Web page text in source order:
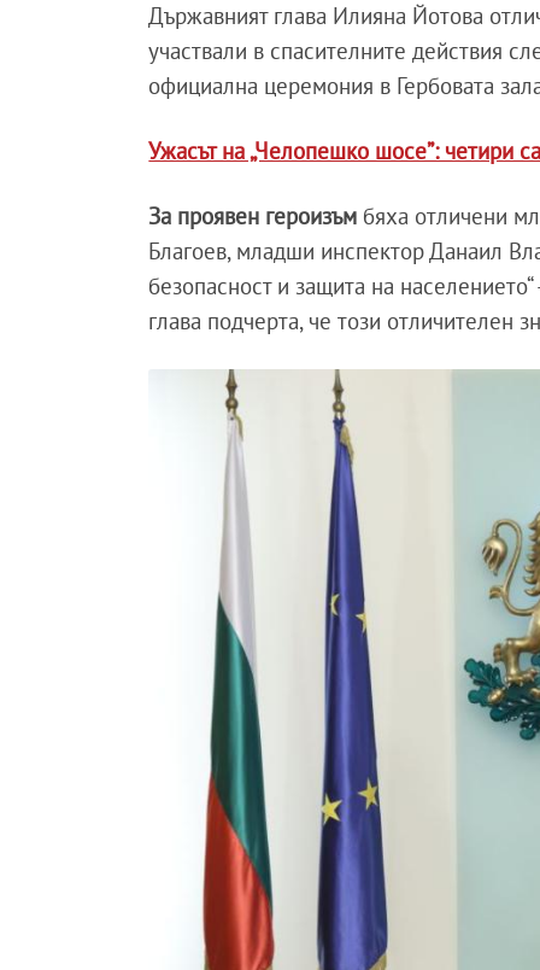
Държавният глава Илияна Йотова
участвали в спасителните действия
официална церемония в Гербовата
Ужасът на „Челопешко шосе”: четири
За проявен героизъм бяха отличени
Благоев, младши инспектор Данаил
безопасност и защита на
глава подчерта, че този отличителен